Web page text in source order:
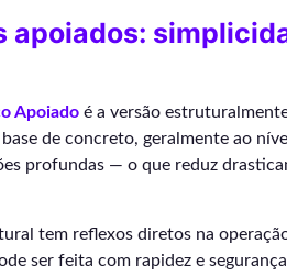
apoiados:
Apoiado é a versão
de concreto, geralmente ao
profundas — o que reduz
tem reflexos diretos na
ser feita com rapidez e